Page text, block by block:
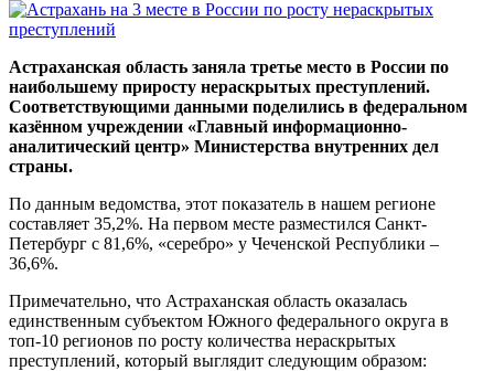
Астраханская область заняла третье место в России по
наибольшему приросту нераскрытых преступлений.
Соответствующими данными поделились в федеральном
казённом учреждении «Главный информационно-
аналитический центр» Министерства внутренних дел
страны.
По данным ведомства, этот показатель в нашем регионе
составляет 35,2%. На первом месте разместился Санкт-
Петербург с 81,6%, «серебро» у Чеченской Республики –
36,6%.
Примечательно, что Астраханская область оказалась
единственным субъектом Южного федерального округа в
топ-10 регионов по росту количества нераскрытых
преступлений, который выглядит следующим образом: